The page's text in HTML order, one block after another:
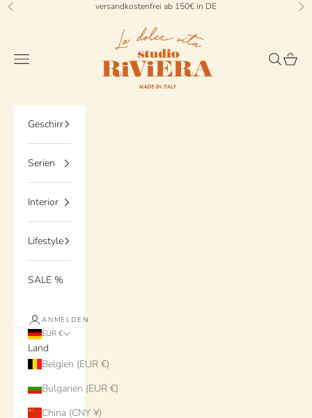
Zum Inhalt springen
Zurück versandkostenfrei ab 150€ in DE Vor
StudioRiviera
Menü Suchen
Geschirr
Serien
Interior
Lifestyle
SALE %
ANMELDEN
EUR €
Land
Belgien (EUR €)
Bulgarien (EUR €)
China (CNY ¥)